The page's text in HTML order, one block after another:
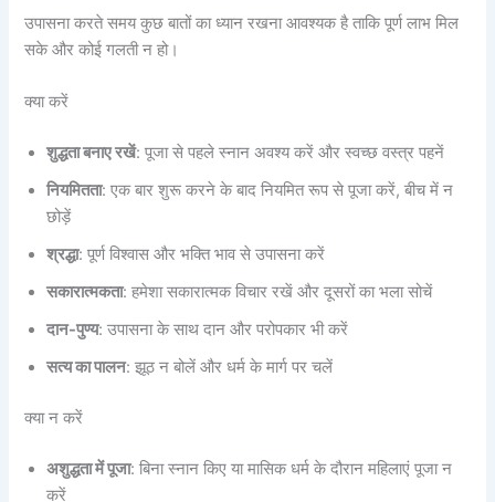
उपासना करते समय कुछ बातों का ध्यान रखना आवश्यक है ताकि पूर्ण लाभ मिल
सके और कोई गलती न हो।
क्या करें
शुद्धता बनाए रखें: पूजा से पहले स्नान अवश्य करें और स्वच्छ वस्त्र पहनें
नियमितता: एक बार शुरू करने के बाद नियमित रूप से पूजा करें, बीच में न
छोड़ें
श्रद्धा: पूर्ण विश्वास और भक्ति भाव से उपासना करें
सकारात्मकता: हमेशा सकारात्मक विचार रखें और दूसरों का भला सोचें
दान-पुण्य: उपासना के साथ दान और परोपकार भी करें
सत्य का पालन: झूठ न बोलें और धर्म के मार्ग पर चलें
क्या न करें
अशुद्धता में पूजा: बिना स्नान किए या मासिक धर्म के दौरान महिलाएं पूजा न
करें